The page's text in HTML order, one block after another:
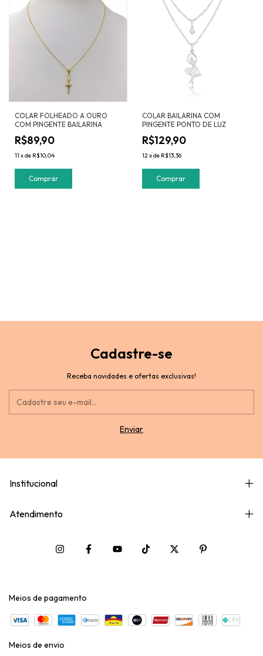
COLAR FOLHEADO A OURO
COM PINGENTE BAILARINA
R$89,90
11 xde R$10,04
COLAR BAILARINA COM
PINGENTE PONTO DE LUZ
R$129,90
12xde R$13,36
Cadastre-se
Receba novidades e ofertas exclusivas!
Institucional
Atendimento
Meios de pagamento
Meios de envio